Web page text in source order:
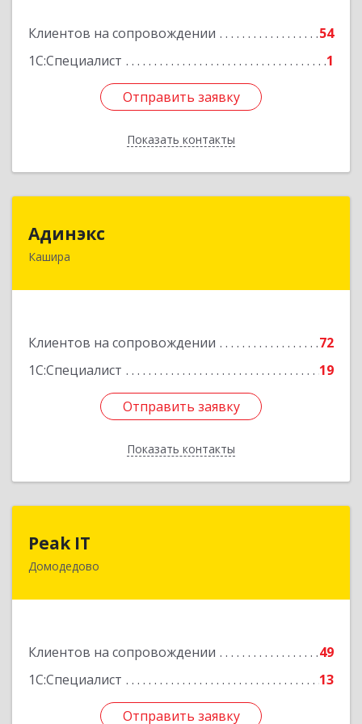
Клиентов на сопровождении
54
1С:Специалист
1
Отправить заявку
Показать контакты
Отправить заявку
Назад
Адинэкс
Кашира
Клиентов на сопровождении
72
1С:Специалист
19
Отправить заявку
Показать контакты
142900, Московская обл, г.о. Кашира, Кашира г,
Отправить заявку
Назад
Peak IT
Домодедово
Клиентов на сопровождении
49
1С:Специалист
13
Отправить заявку
142073, Московская обл, Домодедово г,
Отправить заявку